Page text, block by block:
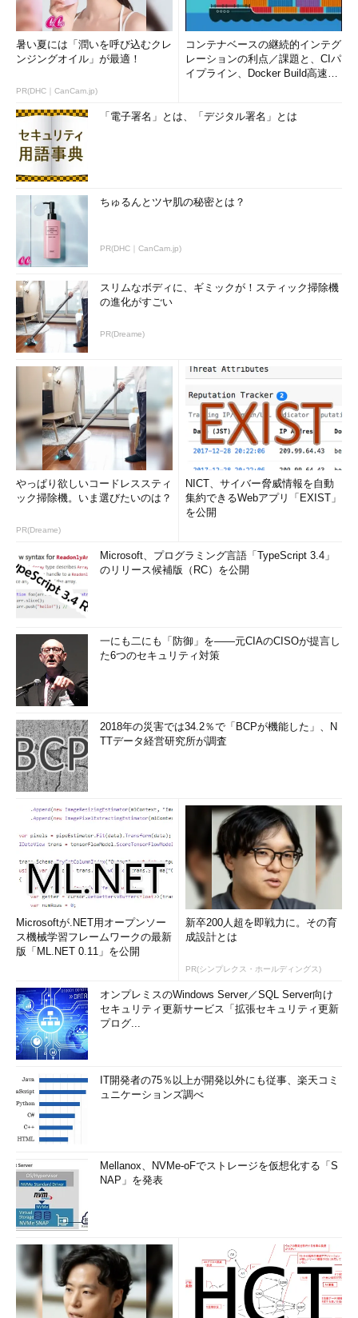
暑い夏には「潤いを呼び込むクレ
ンジングオイル」が最適！
PR(DHC｜CanCam.jp)
コンテナベースの継続的インテグ
レーションの利点／課題と、CIパ
イプライン、Docker Build高速化
「電子署名」とは、「デジタル署名」とは
ちゅるんとツヤ肌の秘密とは？
PR(DHC｜CanCam.jp)
スリムなボディに、ギミックが！スティック掃除機
の進化がすごい
PR(Dreame)
やっぱり欲しいコードレススティ
ック掃除機。いま選びたいのは？
PR(Dreame)
NICT、サイバー脅威情報を自動
集約できるWebアプリ「EXIST」
を公開
Microsoft、プログラミング言語「TypeScript 3.4」
のリリース候補版（RC）を公開
一にも二にも「防御」を――元CIAのCISOが提言し
た6つのセキュリティ対策
2018年の災害では34.2％で「BCPが機能した」、N
TTデータ経営研究所が調査
Microsoftが.NET用オープンソー
ス機械学習フレームワークの最新
版「ML.NET 0.11」を公開
新卒200人超を即戦力に。その育
成設計とは
PR(シンプレクス・ホールディングス)
オンプレミスのWindows Server／SQL Server向け
セキュリティ更新サービス「拡張セキュリティ更新
プログ...
IT開発者の75％以上が開発以外にも従事、楽天コミ
ュニケーションズ調べ
Mellanox、NVMe-oFでストレージを仮想化する「S
NAP」を発表